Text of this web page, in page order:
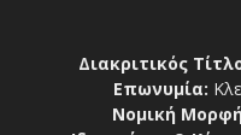
Διακριτικός
Επωνυμία:
Νομική